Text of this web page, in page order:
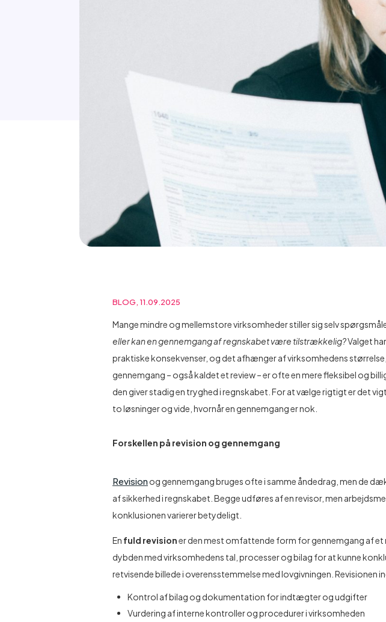
BLOG, 11.09.2025
Mange mindre og mellemstore virksomheder stiller sig selv
eller kan en gennemgang af regnskabet være tilstrækkelig?Valget
praktiske konsekvenser, og det afhænger af virksomhedens
gennemgang – også kaldet et review – er ofte en mere fleksibel og
den giver stadig en tryghed i regnskabet. For at vælge rigtigt er det
to løsninger og vide, hvornår en gennemgang er nok.
Forskellen på revision og gennemgang
Revisionog gennemgang bruges ofte i samme åndedrag, men de
af sikkerhed i regnskabet. Begge udføres af en revisor, men
konklusionen varierer betydeligt.
En fuld revisioner den mest omfattende form for gennemgang af et
dybden med virksomhedens tal, processer og bilag for at kunne
retvisende billede i overensstemmelse med lovgivningen. Revisionen
Kontrol af bilag og dokumentation for indtægter og udgifter
Vurdering af interne kontroller og procedurer i virksomheden